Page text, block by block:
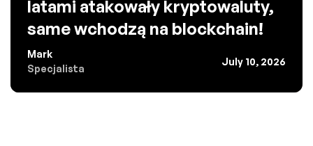
latami atakowały kryptowaluty,
same wchodzą na blockchain!
Mark
Specjalista
July 10, 2026